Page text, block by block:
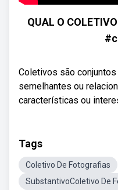
QUAL O
Coletivos são
semelhantes ou
características ou
Tags
Coletivo De Fotografias
SubstantivoColetivo De